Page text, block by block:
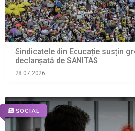
Sindicatele din Educație susțin
declanșată de SANITAS
28.07.2026
SOCIAL